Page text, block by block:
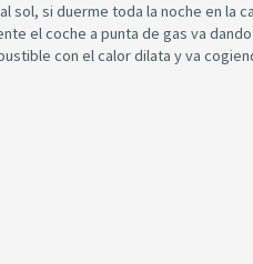
sol, si duerme toda la noche en la
el coche a punta de gas va
con el calor dilata y va